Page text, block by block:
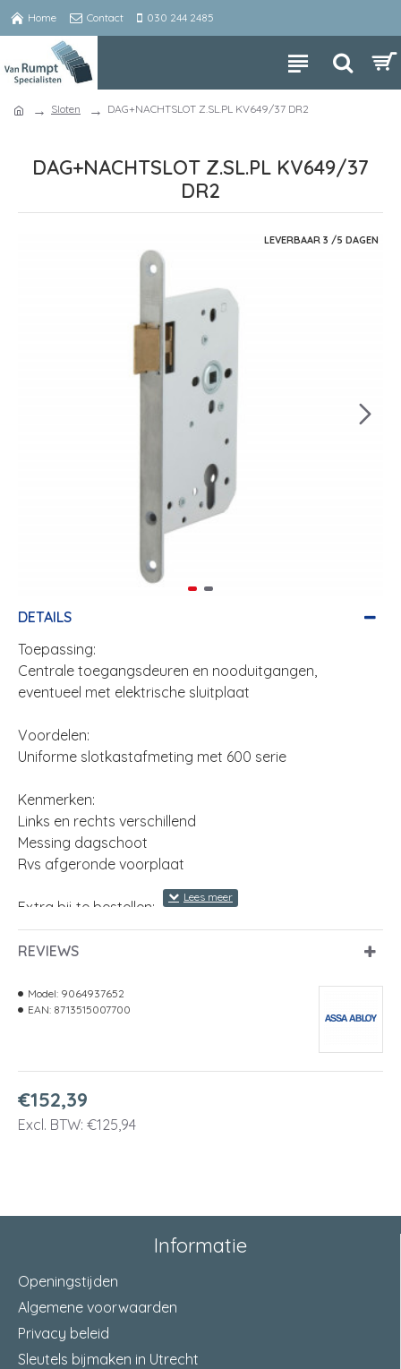
Home Contact 030 244 2485
Sloten DAG+NACHTSLOT Z.SL.PL KV649/37 DR2
DAG+NACHTSLOT Z.SL.PL KV649/37
DR2
LEVERBAAR 3 /5 DAGEN
DETAILS
Toepassing:
Centrale toegangsdeuren en nooduitgangen,
eventueel met elektrische sluitplaat
Voordelen:
Uniforme slotkastafmeting met 600 serie
Kenmerken:
Links en rechts verschillend
Messing dagschoot
Rvs afgeronde voorplaat
Extra bij te bestellen:
Sluitplaat P 635/17
uitvoering
model voorplaat
materiaal voorplaat RVS
doornmaat
afstand 72 Millimeter
wissel
REVIEWS
€152,39
Excl. BTW: €125,94
Model: 9064937652
EAN: 8713515007700
Informatie
Openingstijden
Algemene voorwaarden
Privacy beleid
Sleutels bijmaken in Utrecht